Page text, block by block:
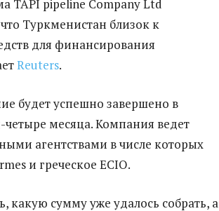
TAPI pipeline Company Ltd
Туркменистан близок к
для финансирования
Reuters.
будет успешно завершено в
месяца. Компания ведет
агентствами в числе которых
и греческое ECIO.
какую сумму уже удалось собрать, а